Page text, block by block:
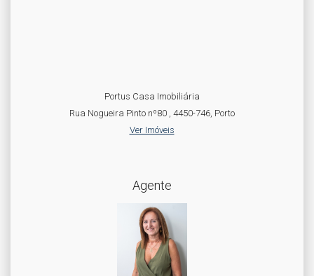
Portus Casa Imobiliária
Rua Nogueira Pinto nº80 , 4450-746, Porto
Ver Imóveis
Agente